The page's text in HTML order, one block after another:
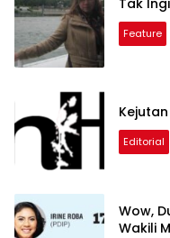
Feature
Editorial
Wow,
Wakili